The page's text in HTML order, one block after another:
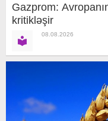
Gazprom:
kritikləşir
08.08.2026